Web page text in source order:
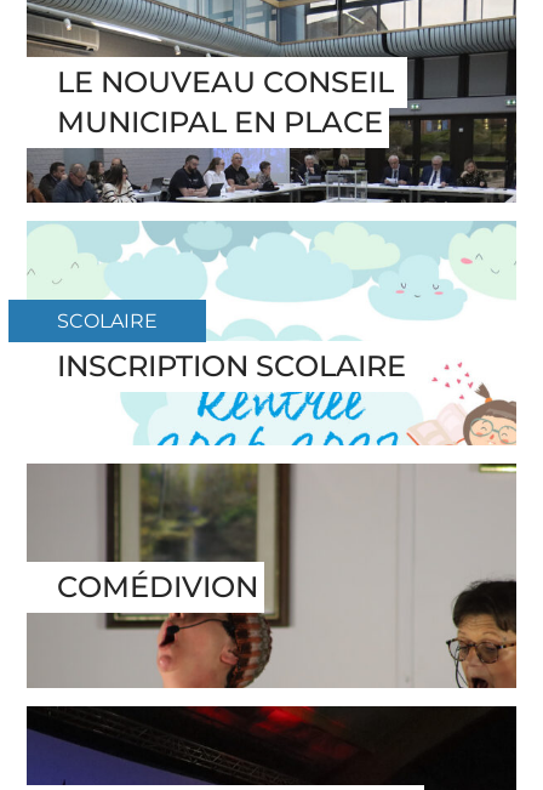
LE NOUVEAU CONSEIL
MUNICIPAL EN PLACE
SCOLAIRE
INSCRIPTION SCOLAIRE
COMÉDIVION